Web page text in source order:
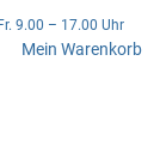
9.00 – 17.00 Uhr
Mein Warenkorb